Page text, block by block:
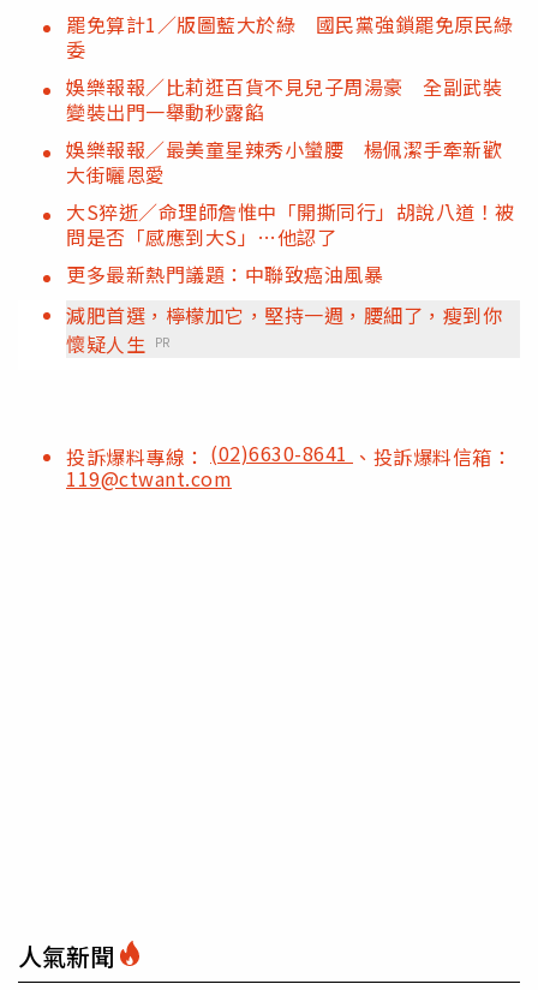
罷免算計1／版圖藍大於綠 國民黨強鎖罷免原民綠
委
娛樂報報／比莉逛百貨不見兒子周湯豪 全副武裝
變裝出門一舉動秒露餡
娛樂報報／最美童星辣秀小蠻腰 楊佩潔手牽新歡
大街曬恩愛
大S猝逝／命理師詹惟中「開撕同行」胡說八道！被
問是否「感應到大S」…他認了
更多最新熱門議題：中聯致癌油風暴
減肥首選，檸檬加它，堅持一週，腰細了，瘦到你
懷疑人生 PR
投訴爆料專線： (02)6630-8641 、投訴爆料信箱：
119@ctwant.com
人氣新聞